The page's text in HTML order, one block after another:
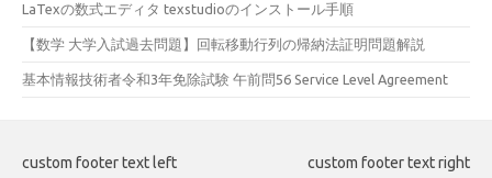
LaTexの数式エディタ texstudioのインストール手順
【数学 大学入試過去問題】回転移動行列の帰納法証明問題解説
基本情報技術者令和3年免除試験 午前問56 Service Level Agreement
custom footer text left custom footer text right